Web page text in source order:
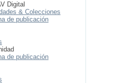
Digital
& Colecciones
de publicación
de publicación